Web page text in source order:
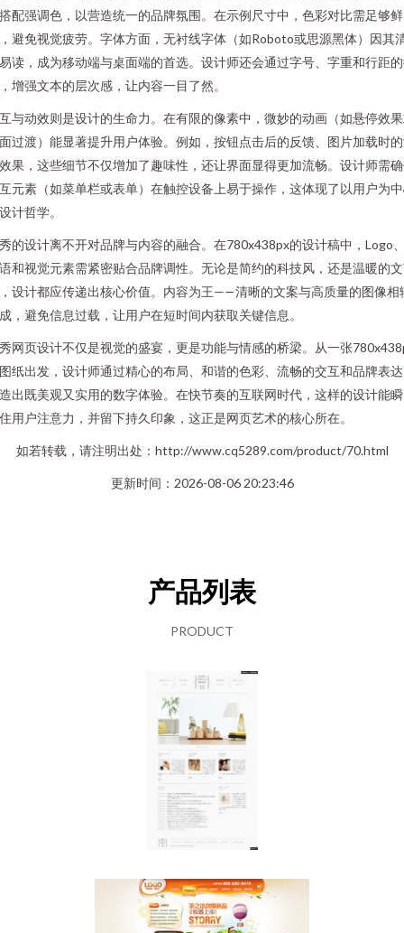
配强调色，以营造统一的品牌氛围。在示例尺寸中，色彩对比需足够鲜
避免视觉疲劳。字体方面，无衬线字体（如Roboto或思源黑体）因其
读，成为移动端与桌面端的首选。设计师还会通过字号、字重和行距
增强文本的层次感，让内容一目了然。
与动效则是设计的生命力。在有限的像素中，微妙的动画（如悬停效
过渡）能显著提升用户体验。例如，按钮点击后的反馈、图片加载时
果，这些细节不仅增加了趣味性，还让界面显得更加流畅。设计师需
元素（如菜单栏或表单）在触控设备上易于操作，这体现了以用户为
计哲学。
的设计离不开对品牌与内容的融合。在780x438px的设计稿中，Logo
和视觉元素需紧密贴合品牌调性。无论是简约的科技风，还是温暖的
设计都应传递出核心价值。内容为王——清晰的文案与高质量的图像相
，避免信息过载，让用户在短时间内获取关键信息。
网页设计不仅是视觉的盛宴，更是功能与情感的桥梁。从一张
纸出发，设计师通过精心的布局、和谐的色彩、流畅的交互和品牌表
出既美观又实用的数字体验。在快节奏的互联网时代，这样的设计能
用户注意力，并留下持久印象，这正是网页艺术的核心所在。
如若转载，请注明出处：http://www.cq5289.com/product/70.html
更新时间：2026-08-06 20:23:46
产品列表
PRODUCT